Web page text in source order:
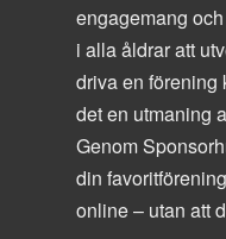
engagemang
i alla åldrar att
driva en förening
det en utmaning
Genom
din
online – utan att